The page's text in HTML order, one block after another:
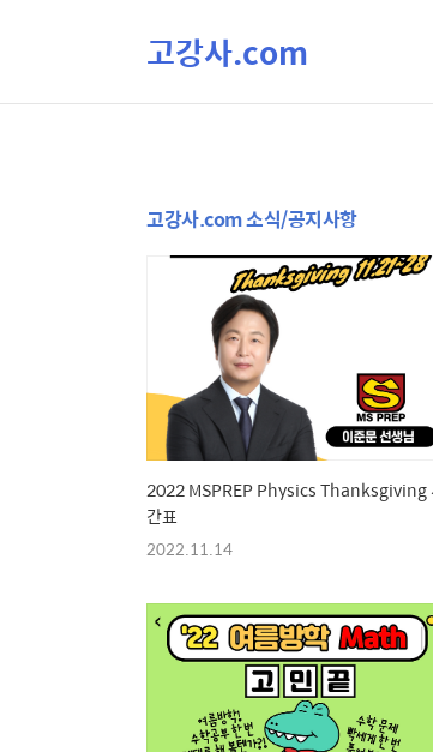
고강사.com
고강사.com 소식/공지사항
2022 MSPREP Physics Thanksgiving
간표
2022.11.14